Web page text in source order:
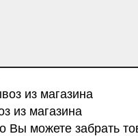
из магазина
Вы можете забрать